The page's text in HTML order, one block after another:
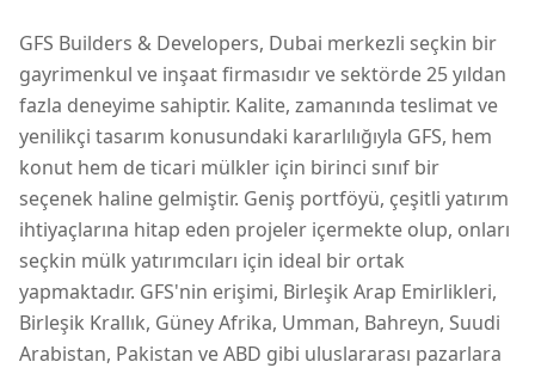
GFS Builders & Developers, Dubai merkezli seçkin bir
gayrimenkul ve inşaat firmasıdır ve sektörde 25 yıldan
fazla deneyime sahiptir. Kalite, zamanında teslimat ve
yenilikçi tasarım konusundaki kararlılığıyla GFS, hem
konut hem de ticari mülkler için birinci sınıf bir
seçenek haline gelmiştir. Geniş portföyü, çeşitli yatırım
ihtiyaçlarına hitap eden projeler içermekte olup, onları
seçkin mülk yatırımcıları için ideal bir ortak
yapmaktadır. GFS'nin erişimi, Birleşik Arap Emirlikleri,
Birleşik Krallık, Güney Afrika, Umman, Bahreyn, Suudi
Arabistan, Pakistan ve ABD gibi uluslararası pazarlara